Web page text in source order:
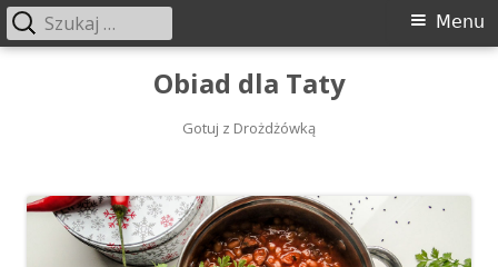
Obiad dla Taty
Gotuj z Drożdżówką
Menu
Menu
Szukaj: